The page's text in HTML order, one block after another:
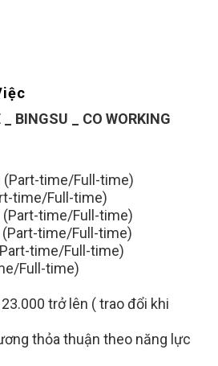
BINGSU _ CO WORKING
(Part-time/Full-time)
time/Full-time)
(Part-time/Full-time)
(Part-time/Full-time)
time/Full-time)
Full-time)
trở lên ( trao đổi khi
thỏa thuận theo năng lực